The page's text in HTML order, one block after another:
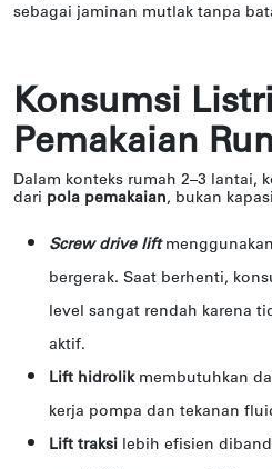
sebagai jaminan mutlak tanpa
Konsumsi
Pemakaian
Dalam konteks rumah 2–3 lantai,
dari pola pemakaian, bukan
Screw drive lift
bergerak. Saat berhenti,
level sangat rendah karena
aktif.
Lift hidrolikmembutuhkan
kerja pompa dan tekanan
Lift traksi lebih efisien